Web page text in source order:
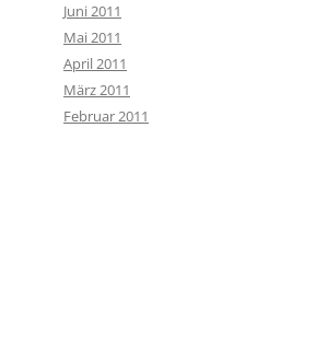
Juni 2011
Mai 2011
April 2011
März 2011
Februar 2011